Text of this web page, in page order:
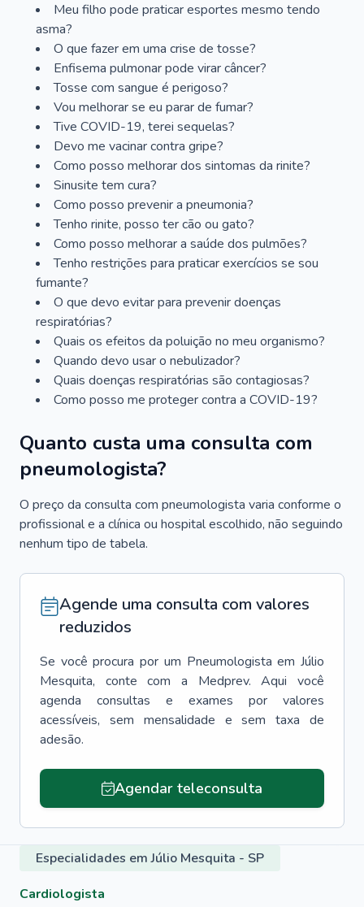
Meu filho pode praticar esportes mesmo tendo
asma?
O que fazer em uma crise de tosse?
Enfisema pulmonar pode virar câncer?
Tosse com sangue é perigoso?
Vou melhorar se eu parar de fumar?
Tive COVID-19, terei sequelas?
Devo me vacinar contra gripe?
Como posso melhorar dos sintomas da rinite?
Sinusite tem cura?
Como posso prevenir a pneumonia?
Tenho rinite, posso ter cão ou gato?
Como posso melhorar a saúde dos pulmões?
Tenho restrições para praticar exercícios se sou
fumante?
O que devo evitar para prevenir doenças
respiratórias?
Quais os efeitos da poluição no meu organismo?
Quando devo usar o nebulizador?
Quais doenças respiratórias são contagiosas?
Como posso me proteger contra a COVID-19?
Quanto custa uma consulta com
pneumologista?
O preço da consulta com pneumologista varia conforme o
profissional e a clínica ou hospital escolhido, não seguindo
nenhum tipo de tabela.
Agende uma consulta com valores
reduzidos
Se você procura por um Pneumologista em Júlio
Mesquita, conte com a Medprev. Aqui você
agenda consultas e exames por valores
acessíveis, sem mensalidade e sem taxa de
adesão.
Agendar teleconsulta
Especialidades em Júlio Mesquita - SP
Cardiologista